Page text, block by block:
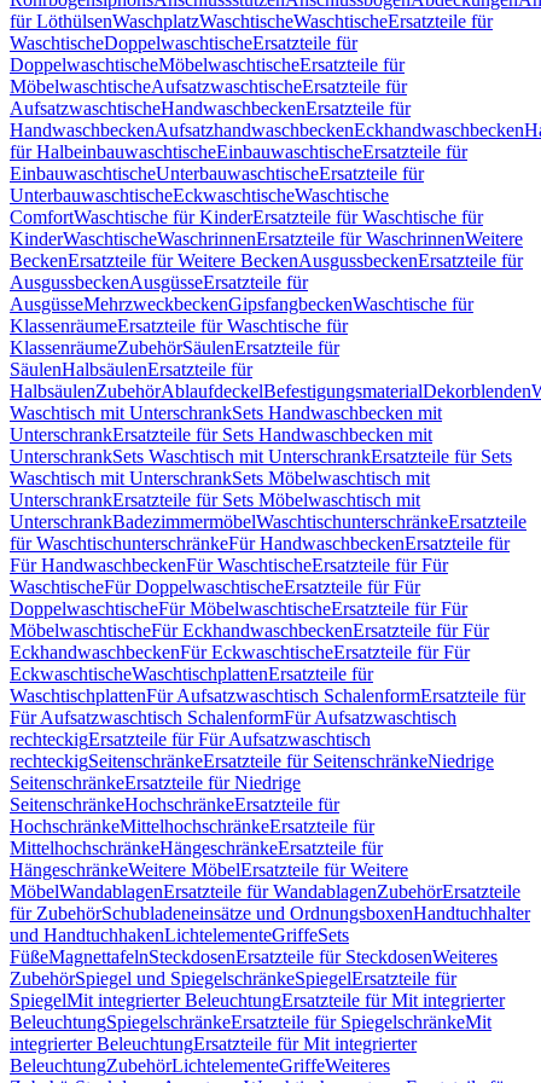
für LöthülsenWaschplatzWaschtischeWaschtischeErsatzteile für
WaschtischeDoppelwaschtischeErsatzteile für
DoppelwaschtischeMöbelwaschtischeErsatzteile für
MöbelwaschtischeAufsatzwaschtischeErsatzteile für
AufsatzwaschtischeHandwaschbeckenErsatzteile für
HandwaschbeckenAufsatzhandwaschbeckenEckhandwaschbecken
für HalbeinbauwaschtischeEinbauwaschtischeErsatzteile für
EinbauwaschtischeUnterbauwaschtischeErsatzteile für
UnterbauwaschtischeEckwaschtischeWaschtische
ComfortWaschtische für KinderErsatzteile für Waschtische für
KinderWaschtischeWaschrinnenErsatzteile für WaschrinnenWeitere
BeckenErsatzteile für Weitere BeckenAusgussbeckenErsatzteile für
AusgussbeckenAusgüsseErsatzteile für
AusgüsseMehrzweckbeckenGipsfangbeckenWaschtische für
KlassenräumeErsatzteile für Waschtische für
KlassenräumeZubehörSäulenErsatzteile für
SäulenHalbsäulenErsatzteile für
HalbsäulenZubehörAblaufdeckelBefestigungsmaterialDekorblenden
Waschtisch mit UnterschrankSets Handwaschbecken mit
UnterschrankErsatzteile für Sets Handwaschbecken mit
UnterschrankSets Waschtisch mit UnterschrankErsatzteile für Sets
Waschtisch mit UnterschrankSets Möbelwaschtisch mit
UnterschrankErsatzteile für Sets Möbelwaschtisch mit
UnterschrankBadezimmermöbelWaschtischunterschränkeErsatzteile
für WaschtischunterschränkeFür HandwaschbeckenErsatzteile für
Für HandwaschbeckenFür WaschtischeErsatzteile für Für
WaschtischeFür DoppelwaschtischeErsatzteile für Für
DoppelwaschtischeFür MöbelwaschtischeErsatzteile für Für
MöbelwaschtischeFür EckhandwaschbeckenErsatzteile für Für
EckhandwaschbeckenFür EckwaschtischeErsatzteile für Für
EckwaschtischeWaschtischplattenErsatzteile für
WaschtischplattenFür Aufsatzwaschtisch SchalenformErsatzteile für
Für Aufsatzwaschtisch SchalenformFür Aufsatzwaschtisch
rechteckigErsatzteile für Für Aufsatzwaschtisch
rechteckigSeitenschränkeErsatzteile für SeitenschränkeNiedrige
SeitenschränkeErsatzteile für Niedrige
SeitenschränkeHochschränkeErsatzteile für
HochschränkeMittelhochschränkeErsatzteile für
MittelhochschränkeHängeschränkeErsatzteile für
HängeschränkeWeitere MöbelErsatzteile für Weitere
MöbelWandablagenErsatzteile für WandablagenZubehörErsatzteile
für ZubehörSchubladeneinsätze und OrdnungsboxenHandtuchhalter
und HandtuchhakenLichtelementeGriffeSets
FüßeMagnettafelnSteckdosenErsatzteile für SteckdosenWeiteres
ZubehörSpiegel und SpiegelschränkeSpiegelErsatzteile für
SpiegelMit integrierter BeleuchtungErsatzteile für Mit integrierter
BeleuchtungSpiegelschränkeErsatzteile für SpiegelschränkeMit
integrierter BeleuchtungErsatzteile für Mit integrierter
BeleuchtungZubehörLichtelementeGriffeWeiteres